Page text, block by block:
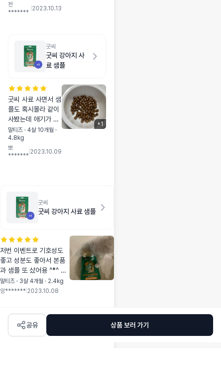
아요. 꾸준히 급여해
천
*******
2023.10.13
굿씨
굿씨 강아지 사
료 샘플
굿씨 사료 사면서 샘
플도 혹시몰라 같이
사봤는데 애기가 잘
먹어요 기호성도 좋
고 성분도 괜찮은것
같아서 샘플이랑 본
말티즈 · 4살 10개월 ·
4.8kg
뽀
*******
2023.10.09
+1
굿씨
굿씨 강아지 사료 샘플
저번 이벤트로 기호성도
좋고 성분도 좋아서 본품
과 샘플 또 샀어용 ^*^ 응
가가 엄청 까매지는?! 것
도 있지만 눈물이 조금이
말티즈 · 3살 4개월 · 2.4kg
앙******* 2023.10.08
공유 상품 보러 가기